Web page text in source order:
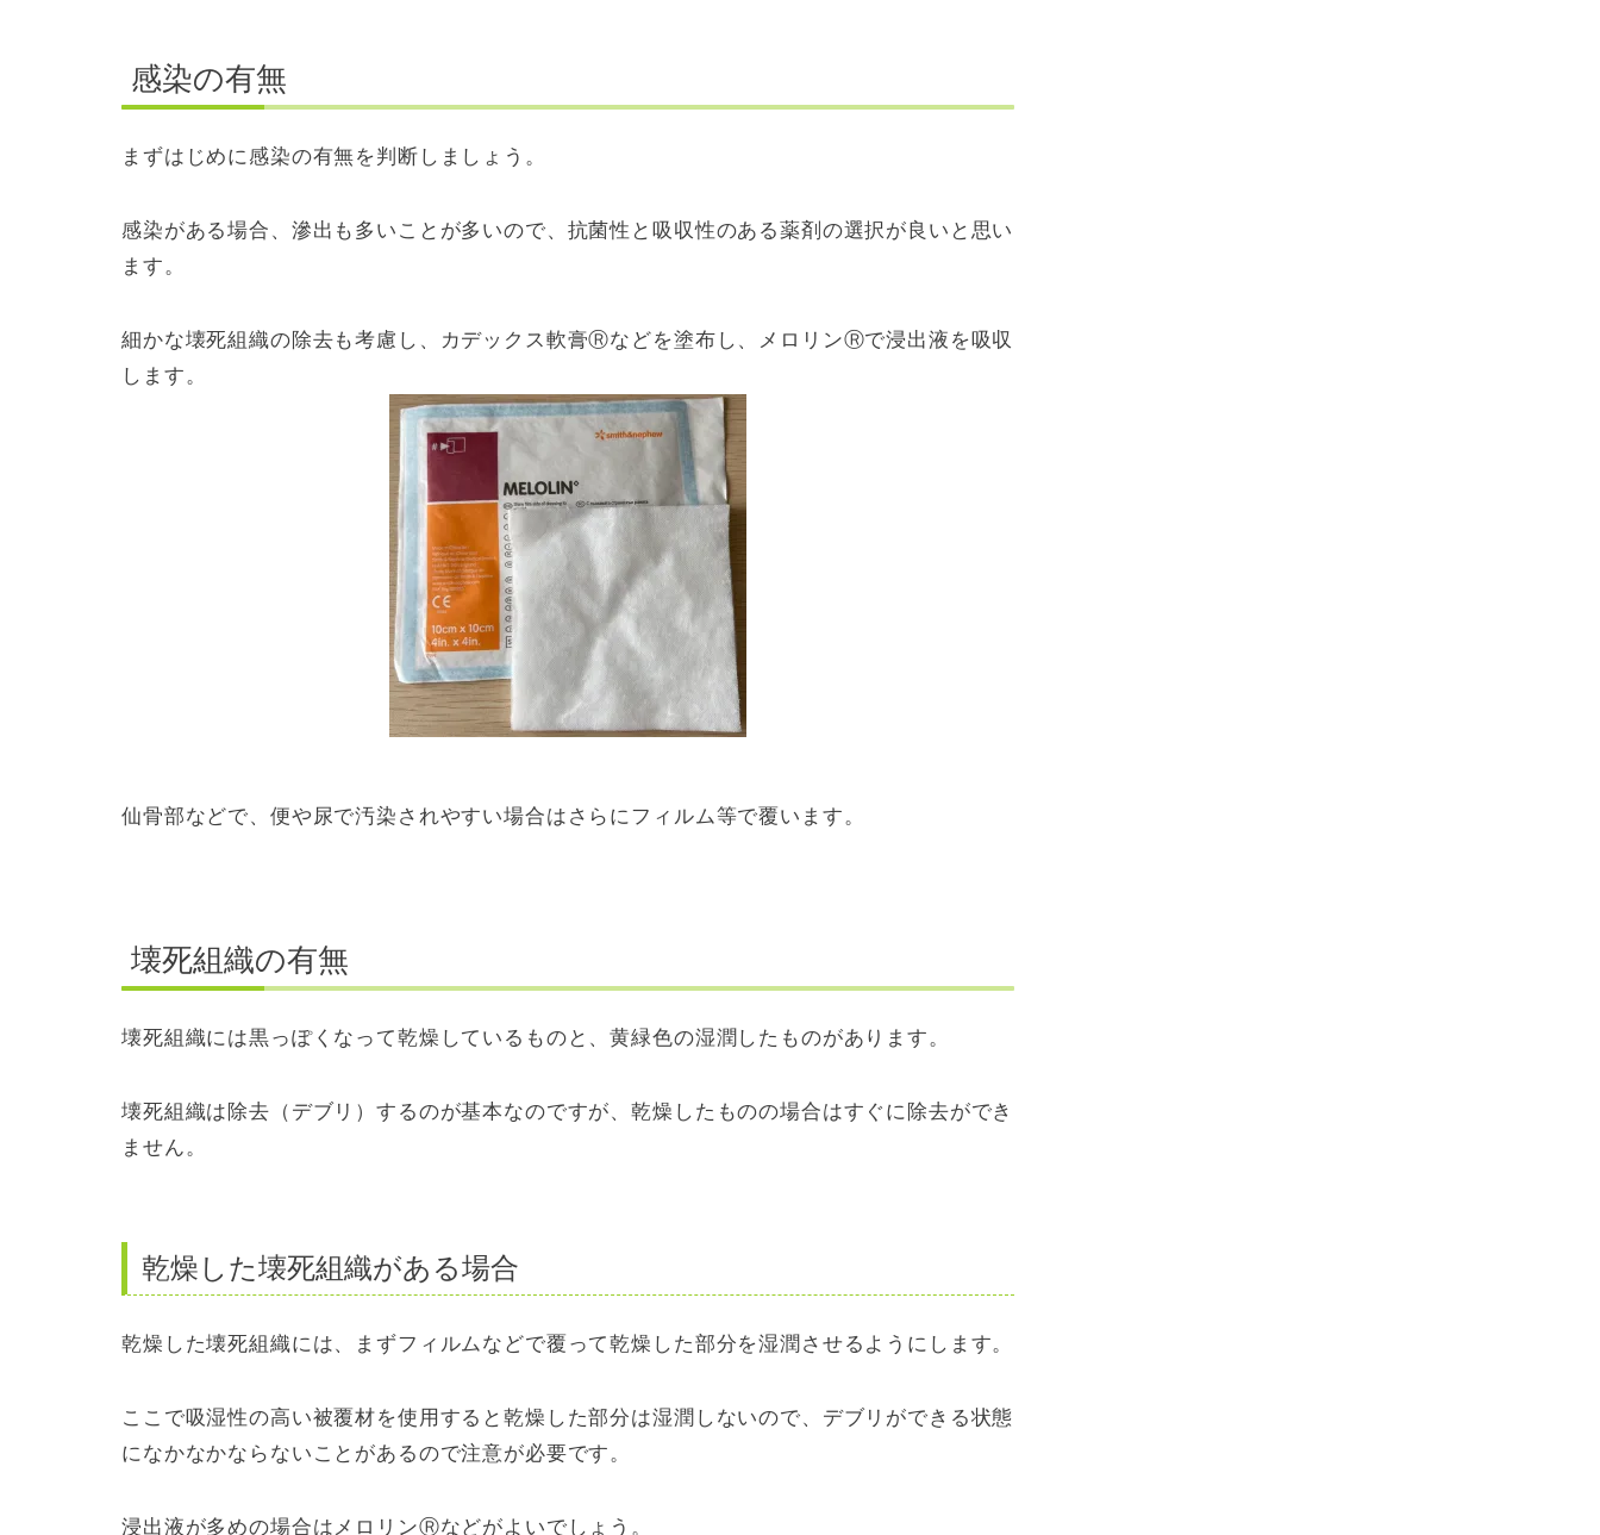
感染の有無
まずはじめに感染の有無を判断しましょう。
感染がある場合、滲出も多いことが多いので、抗菌性と吸収性のある薬剤の選択が良いと思い
ます。
細かな壊死組織の除去も考慮し、カデックス軟膏Ⓡなどを塗布し、メロリンⓇで浸出液を吸収
します。
仙骨部などで、便や尿で汚染されやすい場合はさらにフィルム等で覆います。
壊死組織の有無
壊死組織には黒っぽくなって乾燥しているものと、黄緑色の湿潤したものがあります。
壊死組織は除去（デブリ）するのが基本なのですが、乾燥したものの場合はすぐに除去ができ
ません。
乾燥した壊死組織がある場合
乾燥した壊死組織には、まずフィルムなどで覆って乾燥した部分を湿潤させるようにします。
ここで吸湿性の高い被覆材を使用すると乾燥した部分は湿潤しないので、デブリができる状態
になかなかならないことがあるので注意が必要です。
浸出液が多めの場合はメロリンⓇなどがよいでしょう。